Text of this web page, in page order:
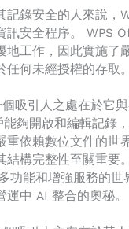
記錄安全的人來說，
訊安全程序。 WPS
地工作，因此實施了
何未經授權的存取。
吸引人之處在於它
夠開啟和編輯記錄
重依賴數位文件的世
結構完整性至關重要
功能和增強服務的世
中 AI 整合的奧秘。